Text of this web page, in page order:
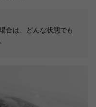
合は、どんな状態でも